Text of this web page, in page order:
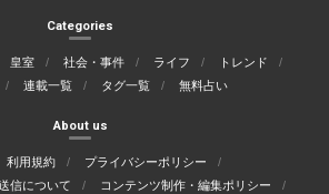
Categories
皇室 社会・事件 ライフ
トレンド
連載一覧 タグ一覧 無料占い
About us
利用規約
プライバシーポリシー
信について
コンテンツ制作・編集ポリシー